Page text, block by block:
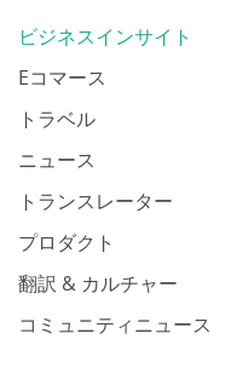
ビジネスインサイト
Eコマース
トラベル
ニュース
トランスレーター
プロダクト
翻訳 & カルチャー
コミュニティニュース